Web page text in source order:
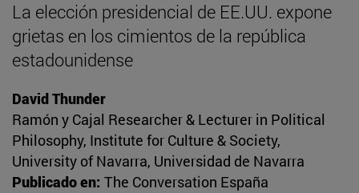
La elección presidencial de EE.UU. expone
grietas en los cimientos de la república
estadounidense
David Thunder
Ramón y Cajal Researcher & Lecturer in Political
Philosophy, Institute for Culture & Society,
University of Navarra, Universidad de Navarra
Publicado en: The Conversation España